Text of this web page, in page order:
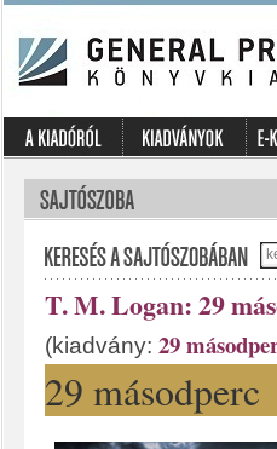
T. M. Logan: 29
(kiadvány: 29
29 másodperc